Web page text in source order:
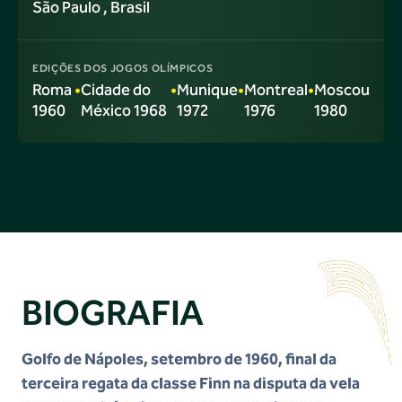
São Paulo, Brasil
EDIÇÕES DOS JOGOS OLÍMPICOS
Roma
1960
•Cidade do
México 1968
•Munique
1972
•Montreal
1976
•Moscou
1980
BIOGRAFIA
Golfo de Nápoles, setembro de 1960, final da
terceira regata da classe Finn na disputa da vela